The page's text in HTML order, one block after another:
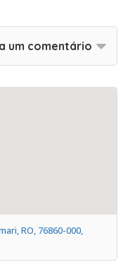
um comentário
RO, 76860-000,